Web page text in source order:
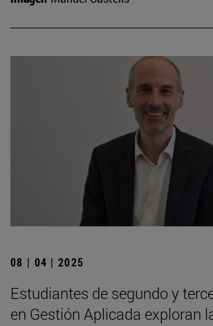
08 | 04 | 2025
Estudiantes de segundo y
en Gestión Aplicada exploran